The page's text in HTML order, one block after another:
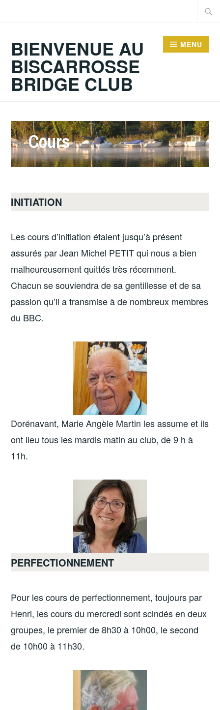
principalBIENVENUE AU
BISCARROSSE
BRIDGE CLUB
MENU
Cours
INITIATION
Les cours d’initiation étaient jusqu’à présent
assurés par Jean Michel PETIT qui nous a bien
malheureusement quittés très récemment.
Chacun se souviendra de sa gentillesse et de sa
passion qu’il a transmise à de nombreux membres
du BBC.
Dorénavant, Marie Angèle Martin les assume et ils
ont lieu tous les mardis matin au club, de 9 h à
11h.
PERFECTIONNEMENT
Pour les cours de perfectionnement, toujours par
Henri, les cours du mercredi sont scindés en deux
groupes, le premier de 8h30 à 10h00, le second
de 10h00 à 11h30.